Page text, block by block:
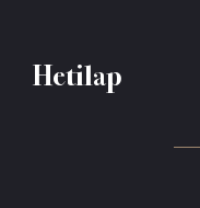
Hetilap